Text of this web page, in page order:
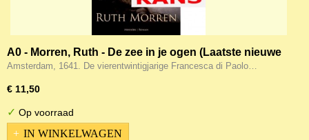
A0 - Morren, Ruth - De zee in je ogen (Laatste nieuwe
exemplaar!)
Amsterdam, 1641. De vierentwintigjarige Francesca di Paolo…
€ 11,50
✓ Op voorraad
IN WINKELWAGEN